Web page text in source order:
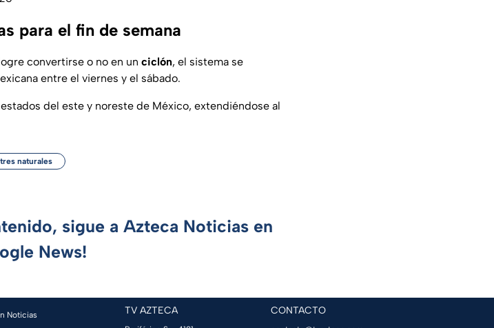
para el fin de semana
convertirse o no en un ciclón, el sistema se
entre el viernes y el sábado.
del este y noreste de México, extendiéndose al
naturales
sigue a Azteca Noticias en
News!
Noticias TV AZTECA CONTACTO